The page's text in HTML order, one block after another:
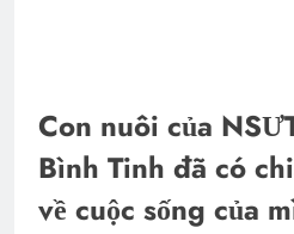
Con nuôi của
Bình Tinh đã có
về cuộc sống của